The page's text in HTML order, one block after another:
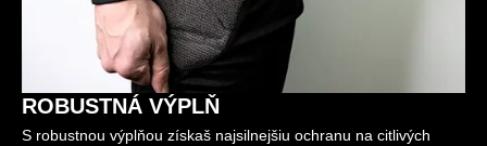
ROBUSTNÁ VÝPLŇ
S robustnou výplňou získaš najsilnejšiu ochranu na citlivých